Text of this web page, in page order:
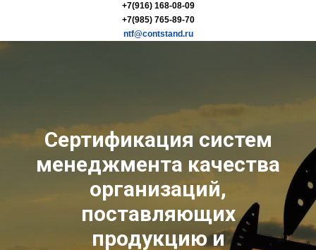
+7(916) 168-08-09
+7(985) 765-89-70
ntf@contstand.ru
Сертификация систем
менеджмента качества
организаций,
поставляющих
продукцию и